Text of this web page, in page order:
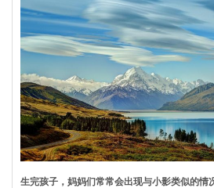
生完孩子，妈妈们常常会出现与小影类似的情